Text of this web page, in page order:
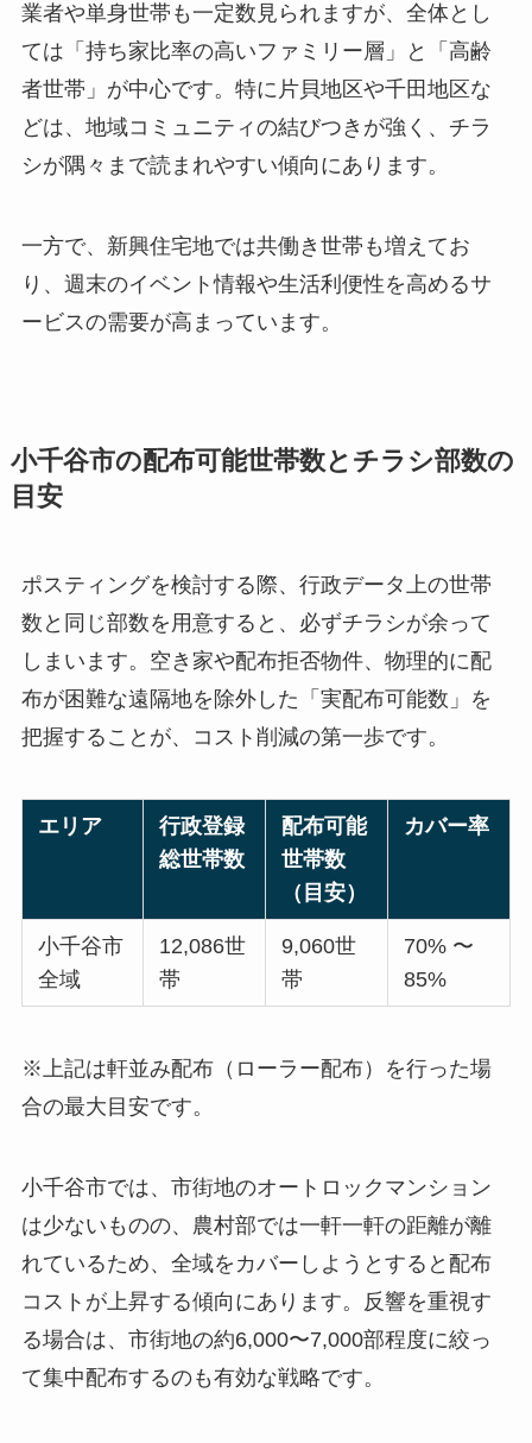
業者や単身世帯も一定数見られますが、全体とし
ては「持ち家比率の高いファミリー層」と「高齢
者世帯」が中心です。特に片貝地区や千田地区な
どは、地域コミュニティの結びつきが強く、チラ
シが隅々まで読まれやすい傾向にあります。
一方で、新興住宅地では共働き世帯も増えてお
り、週末のイベント情報や生活利便性を高めるサ
ービスの需要が高まっています。
小千谷市の配布可能世帯数とチラシ部数の
目安
ポスティングを検討する際、行政データ上の世帯
数と同じ部数を用意すると、必ずチラシが余って
しまいます。空き家や配布拒否物件、物理的に配
布が困難な遠隔地を除外した「実配布可能数」を
把握することが、コスト削減の第一歩です。
エリア
行政登録
総世帯数
配布可能
世帯数
（目安）
カバー率
小千谷市
全域
12,086世
帯
9,060世
帯
70% 〜
85%
※上記は軒並み配布（ローラー配布）を行った場
合の最大目安です。
小千谷市では、市街地のオートロックマンション
は少ないものの、農村部では一軒一軒の距離が離
れているため、全域をカバーしようとすると配布
コストが上昇する傾向にあります。反響を重視す
る場合は、市街地の約6,000〜7,000部程度に絞っ
て集中配布するのも有効な戦略です。